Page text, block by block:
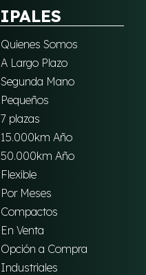
Quienes Somos
A Largo Plazo
Segunda Mano
Pequeños
7 plazas
15.000km Año
50.000km Año
Flexible
Por Meses
Compactos
En Venta
Opción a Compra
Industriales